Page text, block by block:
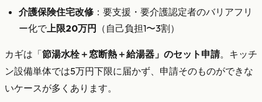
介護保険住宅改修 ：要支援・要介護認定者のバリアフリ
ー化で上限20万円 （自己負担1〜3割）
カギは「節湯水栓＋窓断熱＋給湯器」のセット申請。キッチ
ン設備単体では5万円下限に届かず、申請そのものができな
いケースが多くあります。